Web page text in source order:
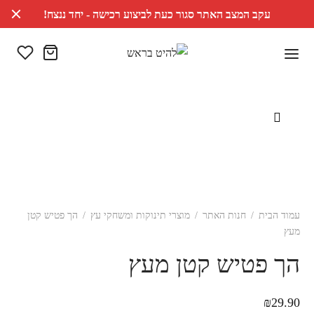
עקב המצב האתר סגור כעת לביצוע רכישה - יחד ננצח!
עמוד הבית / חנות האתר / מוצרי תינוקות ומשחקי עץ / הך פטיש קטן
מעץ
הך פטיש קטן מעץ
₪29.90